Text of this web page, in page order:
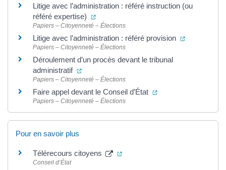
Litige avec l’administration : référé instruction (ou
référé expertise)
(ouverture dans un nouvel onglet)
Papiers – Citoyenneté – Élections
Litige avec l’administration : référé provision (ouverture
Papiers – Citoyenneté – Élections
Déroulement d’un procès devant le tribunal
administratif
(ouverture dans un nouvel onglet)
Papiers – Citoyenneté – Élections
Faire appel devant le Conseil d’État (ouverture dans un
Papiers – Citoyenneté – Élections
Pour en savoir plus
Télérecours citoyens (ouverture dans un nouvel
Conseil d’État